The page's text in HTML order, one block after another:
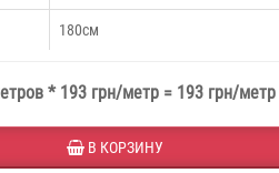
180см
* 193 грн/метр = 193 грн/метр
В КОРЗИНУ